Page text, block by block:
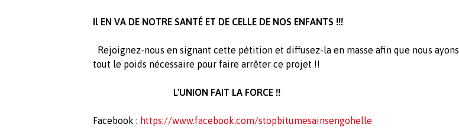
Il EN VA DE NOTRE SANTÉ ET DE CELLE DE NOS ENFANTS !!!
Rejoignez-nous en signant cette pétition et diffusez-la en masse afin que nous ayons
tout le poids nécessaire pour faire arrêter ce projet !!
L'UNION FAIT LA FORCE !!
Facebook : https://www.facebook.com/stopbitumesainsengohelle